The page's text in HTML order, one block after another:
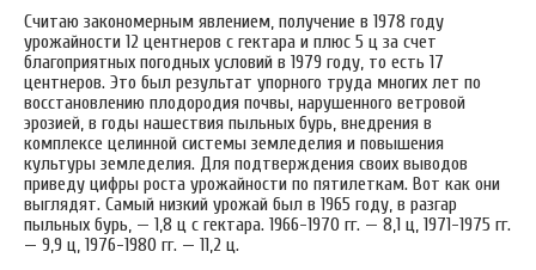
Считаю закономерным явлением, получение в 1978 году
урожайности 12 центнеров с гектара и плюс 5 ц за счет
благоприятных погодных условий в 1979 году, то есть 17
центнеров. Это был результат упорного труда многих лет по
восстановлению плодородия почвы, нарушенного ветровой
эрозией, в годы нашествия пыльных бурь, внедрения в
комплексе целинной системы земледелия и повышения
культуры земледелия. Для подтверждения своих выводов
приведу цифры роста урожайности по пятилеткам. Вот как они
выглядят. Самый низкий урожай был в 1965 году, в разгар
пыльных бурь, — 1,8 ц с гектара. 1966-1970 гг. — 8,1 ц, 1971-1975 гг.
— 9,9 ц, 1976-1980 гг. — 11,2 ц.